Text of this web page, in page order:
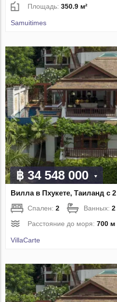
Площадь:350.9 м²
Samuitimes
฿ 34 548 000
Вилла в Пхукете, Таиланд с
Спален:2 Ванных:2
Расстояние до моря:700 м
VillaСarte